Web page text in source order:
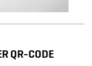
QR-CODE